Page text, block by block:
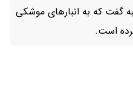
گفت که به انبارهای موشکی
است.